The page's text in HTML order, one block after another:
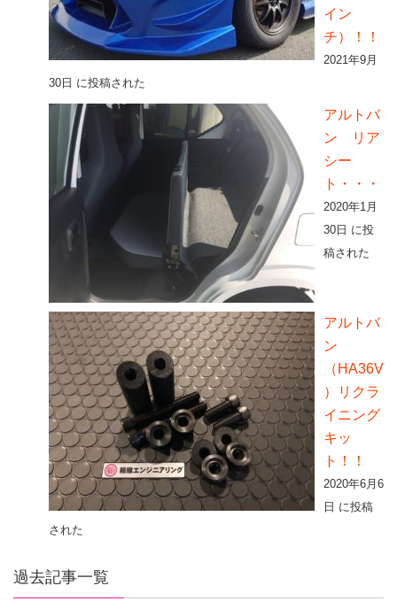
イン
チ）！！
2021年9月
30日 に投稿された
アルトバ
ン リア
シー
ト・・・
2020年1月
30日 に投
稿された
アルトバ
ン
（HA36V
）リクラ
イニング
キッ
ト！！
2020年6月6
日 に投稿
された
過去記事一覧